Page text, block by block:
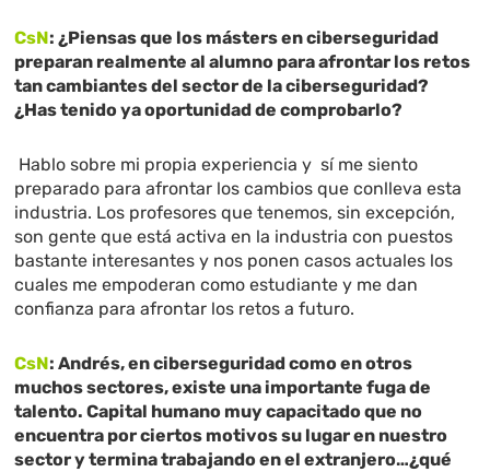
CsN: ¿Piensas que los másters en ciberseguridad
preparan realmente al alumno para afrontar los retos
tan cambiantes del sector de la ciberseguridad?
¿Has tenido ya oportunidad de comprobarlo?
Hablo sobre mi propia experiencia y sí me siento
preparado para afrontar los cambios que conlleva esta
industria. Los profesores que tenemos, sin excepción,
son gente que está activa en la industria con puestos
bastante interesantes y nos ponen casos actuales los
cuales me empoderan como estudiante y me dan
confianza para afrontar los retos a futuro.
CsN: Andrés, en ciberseguridad como en otros
muchos sectores, existe una importante fuga de
talento. Capital humano muy capacitado que no
encuentra por ciertos motivos su lugar en nuestro
sector y termina trabajando en el extranjero…¿qué